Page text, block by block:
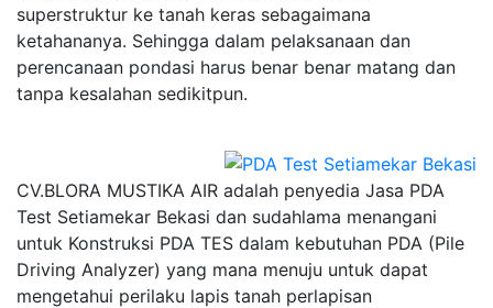
superstruktur ke tanah keras sebagaimana
ketahananya. Sehingga dalam pelaksanaan dan
perencanaan pondasi harus benar benar matang dan
tanpa kesalahan sedikitpun.
CV.BLORA MUSTIKA AIR adalah penyedia Jasa PDA
Test Setiamekar Bekasi dan sudahlama menangani
untuk Konstruksi PDA TES dalam kebutuhan PDA (Pile
Driving Analyzer) yang mana menuju untuk dapat
mengetahui perilaku lapis tanah perlapisan